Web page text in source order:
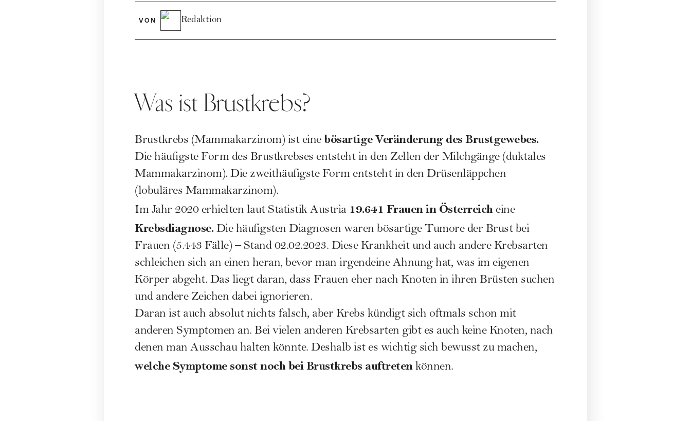
VON Redaktion
Was ist Brustkrebs?
Brustkrebs (Mammakarzinom) ist eine bösartige Veränderung des Brustgewebes.
Die häufigste Form des Brustkrebses entsteht in den Zellen der Milchgänge (duktales
Mammakarzinom). Die zweithäufigste Form entsteht in den Drüsenläppchen
(lobuläres Mammakarzinom).
Im Jahr 2020 erhielten laut Statistik Austria 19.641 Frauen in Österreicheine
Krebsdiagnose.Die häufigsten Diagnosen waren bösartige Tumore der Brust bei
Frauen (5.443 Fälle) – Stand 02.02.2023. Diese Krankheit und auch andere Krebsarten
schleichen sich an einen heran, bevor man irgendeine Ahnung hat, was im eigenen
Körper abgeht. Das liegt daran, dass Frauen eher nach Knoten in ihren Brüsten suchen
und andere Zeichen dabei ignorieren.
Daran ist auch absolut nichts falsch, aber Krebs kündigt sich oftmals schon mit
anderen Symptomen an. Bei vielen anderen Krebsarten gibt es auch keine Knoten, nach
denen man Ausschau halten könnte. Deshalb ist es wichtig sich bewusst zu machen,
welche Symptome sonst noch bei Brustkrebs auftretenkönnen.